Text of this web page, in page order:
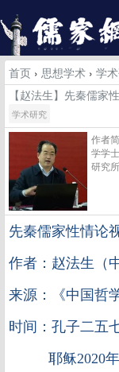
首页 › 思想学术 › 学
【赵法生】先秦儒家
学术研究
作者
学学
研究
先秦儒家性情论
作者：赵法生（
来源：《中国哲
时间：孔子二五
耶稣2020年